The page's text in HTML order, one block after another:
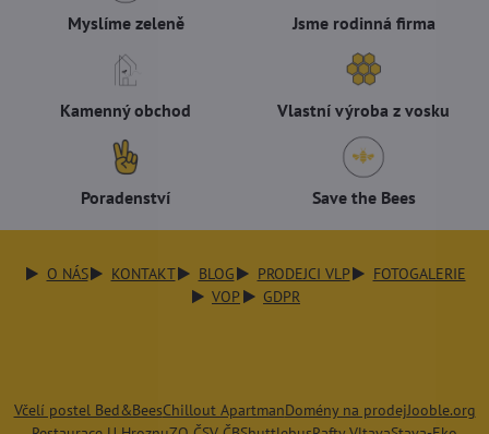
Myslíme zeleně Jsme rodinná firma
Kamenný obchod Vlastní výroba z vosku
Poradenství Save the Bees
O NÁS KONTAKT BLOG PRODEJCI VLP
FOTOGALERIE
VOP
GDPR
Včelí postel Bed&BeesChillout ApartmanDomény na prodejJooble.org